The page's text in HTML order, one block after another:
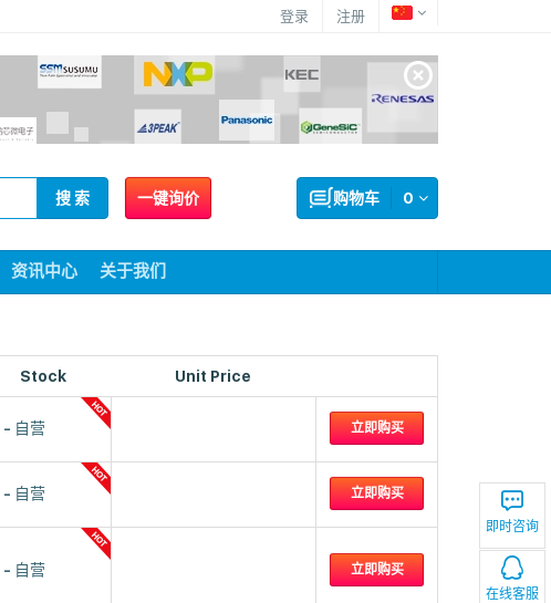
登录 注册
即时咨询
在线客服
一键询价 0
购物车
搜 索
资讯中心 关于我们
Stock Unit Price
自营 立即购买
自营 立即购买
自营 立即购买